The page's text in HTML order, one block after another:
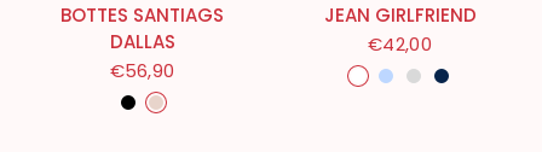
BOTTES SANTIAGS
DALLAS
€56,90
NoirBeige
JEAN GIRLFRIEND
€42,00
Blanc
Bleu ClairGrisBleu Foncé